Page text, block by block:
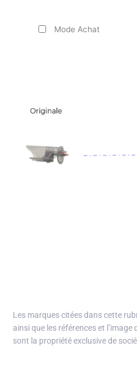
Mode Achat
Les marques citées dans cette
ainsi que les références et
sont la propriété exclusive de